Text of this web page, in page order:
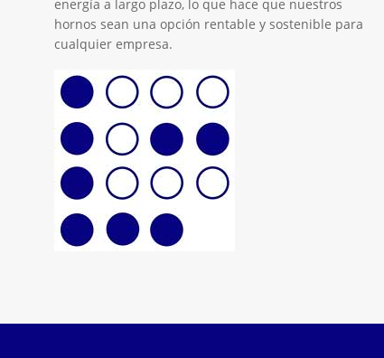
energía a largo plazo, lo que hace que nuestros
hornos sean una opción rentable y sostenible para
cualquier empresa.